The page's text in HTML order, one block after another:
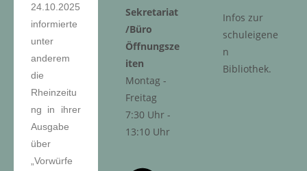
Sekretariat
/Büro
Öffnungsze
iten
Montag -
Freitag
7:30 Uhr -
13:10 Uhr
24.10.2025
informierte
unter
anderem
die
Rheinzeitu
ng in ihrer
Ausgabe
über
„Vorwürfe
Infos zur
schuleigene
n
Bibliothek.